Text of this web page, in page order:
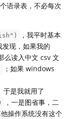
语录表，不必每次
，我平时基本
现，如果我的
么读入中文 csv 文
；如果 windows
于是我就用了
，一是图省事，二
操作系统没有这个